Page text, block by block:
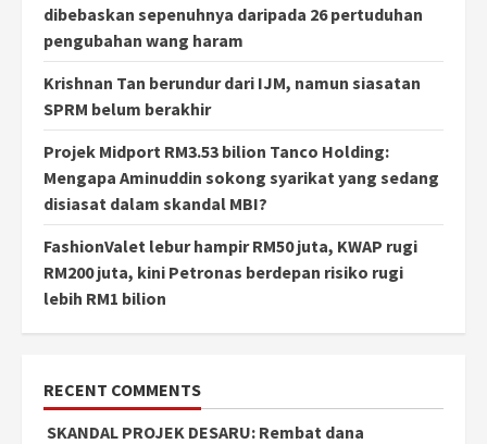
dibebaskan sepenuhnya daripada 26 pertuduhan
pengubahan wang haram
Krishnan Tan berundur dari IJM, namun siasatan
SPRM belum berakhir
Projek Midport RM3.53 bilion Tanco Holding:
Mengapa Aminuddin sokong syarikat yang sedang
disiasat dalam skandal MBI?
FashionValet lebur hampir RM50 juta, KWAP rugi
RM200 juta, kini Petronas berdepan risiko rugi
lebih RM1 bilion
RECENT COMMENTS
SKANDAL PROJEK DESARU: Rembat dana